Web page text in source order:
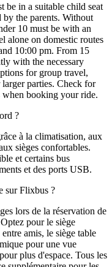
be in a suitable child seat
the parents. Without
10 must be with an
alone on domestic routes
10:00 pm. From 15
with the necessary
for group travel,
parties. Check for
booking your ride.
?
à la climatisation, aux
sièges confortables.
et certains bus
et des ports USB.
sur Flixbus ?
lors de la réservation de
pour le siège
amis, le siège table
pour une vue
plus d'espace. Tous les